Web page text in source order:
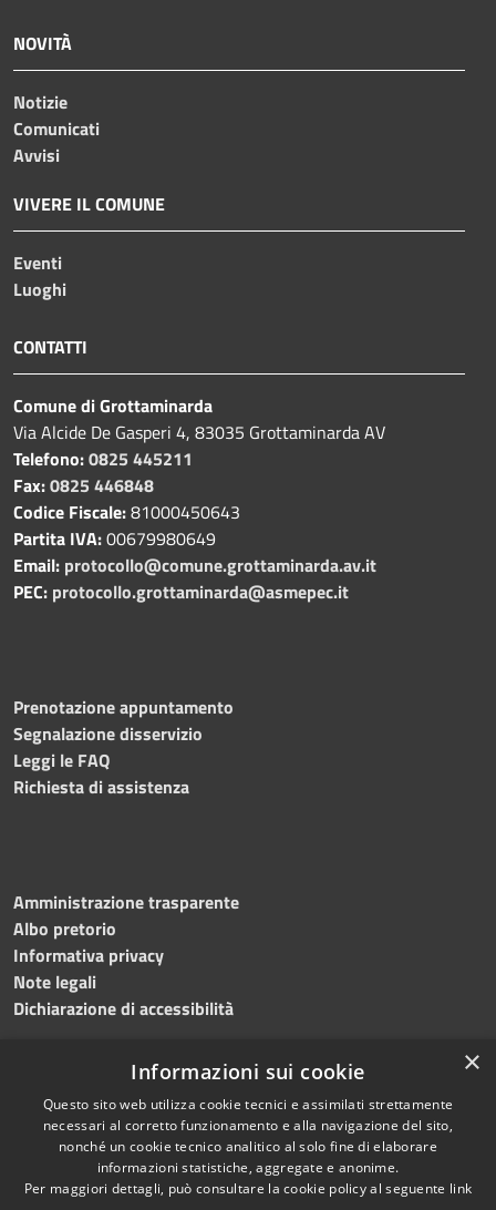
NOVITÀ
Notizie
Comunicati
Avvisi
VIVERE IL COMUNE
Eventi
Luoghi
CONTATTI
Comune di Grottaminarda
Via Alcide De Gasperi 4, 83035 Grottaminarda AV
Telefono:0825 445211
Fax:0825 446848
Codice Fiscale:81000450643
Partita IVA:00679980649
Email: protocollo@comune.grottaminarda.av.it
PEC: protocollo.grottaminarda@asmepec.it
Prenotazione appuntamento
Segnalazione disservizio
Leggi le FAQ
Richiesta di assistenza
Amministrazione trasparente
Albo pretorio
Informativa privacy
Note legali
Dichiarazione di accessibilità
RSS
Accessibilità
Cookie
Copyright © 2024 •
Comune diGrottaminarda
• Powered byMunicipium
•Redazione
×
Informazioni sui cookie
Questo sito web utilizza cookie tecnici e assimilati strettamente
necessari al corretto funzionamento e alla navigazione del sito,
nonché un cookie tecnico analitico al solo fine di elaborare
informazioni statistiche, aggregate e anonime.
Per maggiori dettagli, può consultare la cookie policy al seguente link